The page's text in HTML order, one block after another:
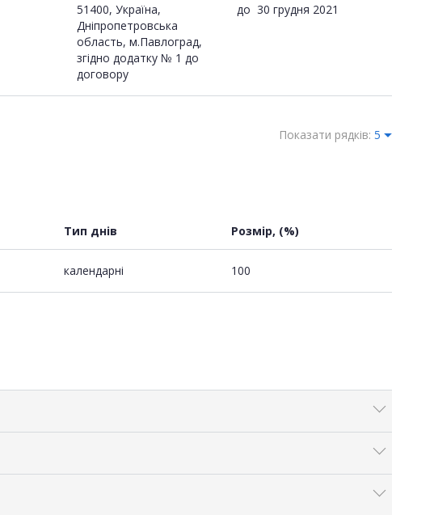
51400, Україна,
Дніпропетровська
область, м.Павлоград,
згідно додатку № 1 до
договору
до 30 грудня 2021
Показати рядків: 5
Тип днів Розмір, (%)
календарні 100